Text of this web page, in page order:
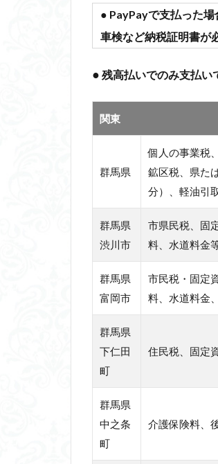
● PayPayで支払った場
車検など納税証明書が
● 残高払いでのみ支払い
関東
群馬県
個人の事業税
鉱区税、県た
分）、軽油引
群馬県
渋川市
市県民税、固
料、水道料金
群馬県
富岡市
市民税・固定
料、水道料金
群馬県
下仁田
町
住民税、固定
群馬県
中之条
町
介護保険料、